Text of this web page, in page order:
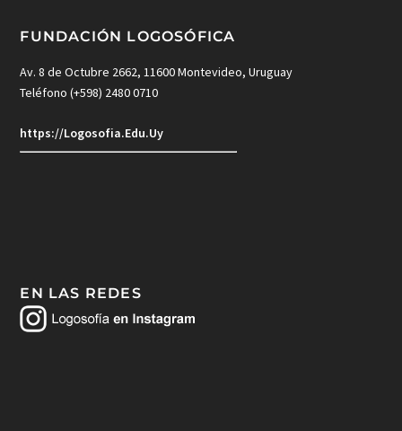
FUNDACIÓN LOGOSÓFICA
Av. 8 de Octubre 2662, 11600 Montevideo, Uruguay
Teléfono (+598) 2480 0710
https://Logosofia.Edu.Uy
EN LAS REDES